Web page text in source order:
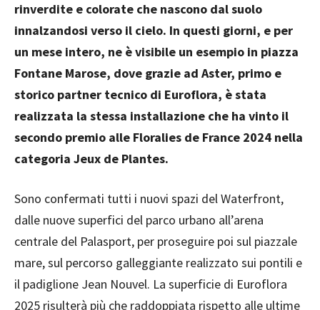
rinverdite e colorate che nascono dal suolo
innalzandosi verso il cielo. In questi giorni, e per
un mese intero, ne è visibile un esempio in piazza
Fontane Marose, dove grazie ad Aster, primo e
storico partner tecnico di Euroflora, è stata
realizzata la stessa installazione che ha vinto il
secondo premio alle Floralies de France 2024 nella
categoria Jeux de Plantes.
Sono confermati tutti i nuovi spazi del Waterfront,
dalle nuove superfici del parco urbano all’arena
centrale del Palasport, per proseguire poi sul piazzale
mare, sul percorso galleggiante realizzato sui pontili e
il padiglione Jean Nouvel. La superficie di Euroflora
2025 risulterà più che raddoppiata rispetto alle ultime